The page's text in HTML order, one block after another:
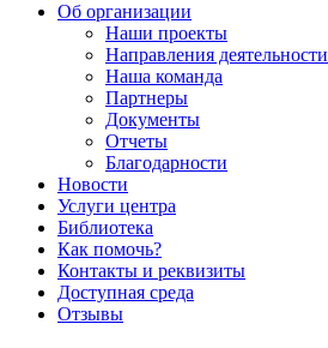
Об организации
Наши проекты
Направления деятельности
Наша команда
Партнеры
Документы
Отчеты
Благодарности
Новости
Услуги центра
Библиотека
Как помочь?
Контакты и реквизиты
Доступная среда
Отзывы